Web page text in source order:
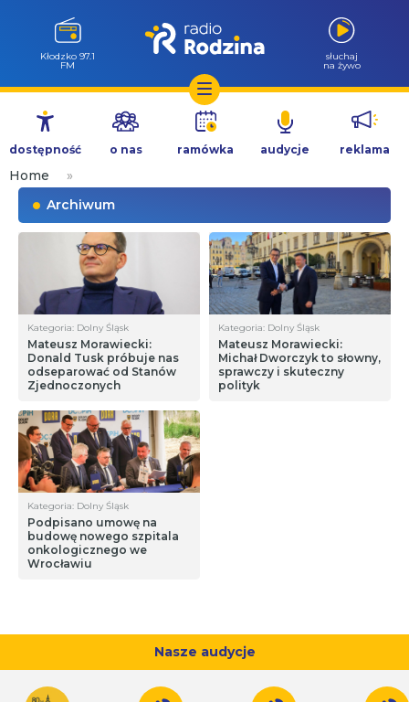
Przejdź
treści
Kłodzko 97.1
FM
słuchaj
na żywo
dostępność o nas ramówka audycje reklama
Home
»
Archiwum
Kategoria: Dolny Śląsk
Mateusz Morawiecki:
Donald Tusk próbuje nas
odseparować od Stanów
Zjednoczonych
Kategoria: Dolny Śląsk
Mateusz Morawiecki:
Michał Dworczyk to słowny,
sprawczy i skuteczny
polityk
Kategoria: Dolny Śląsk
Podpisano umowę na
budowę nowego szpitala
onkologicznego we
Wrocławiu
Nasze audycje